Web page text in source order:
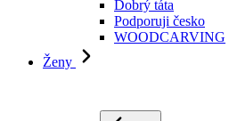
Dobrý táta
Podporuji česko
WOODCARVING
Ženy